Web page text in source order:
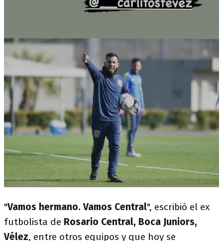
"Vamos hermano. Vamos Central", escribió el ex
futbolista de Rosario Central, Boca Juniors,
Vélez, entre otros equipos y que hoy se